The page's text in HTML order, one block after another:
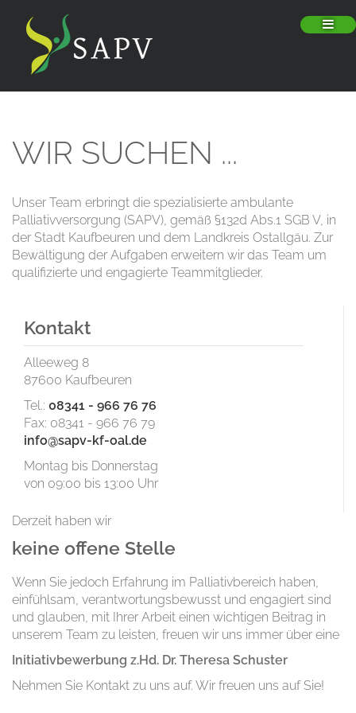
WIR SUCHEN ...
Unser Team erbringt die spezialisierte ambulante
Palliativversorgung (SAPV), gemäß §132d Abs.1 SGB V, in
der Stadt Kaufbeuren und dem Landkreis Ostallgäu. Zur
Bewältigung der Aufgaben erweitern wir das Team um
qualifizierte und engagierte Teammitglieder.
Kontakt
Alleeweg 8
87600 Kaufbeuren
Tel.: 08341 - 966 76 76
Fax: 08341 - 966 76 79
info@sapv-kf-oal.de
Montag bis Donnerstag
von 09:00 bis 13:00 Uhr
Derzeit haben wir
keine offene Stelle
Wenn Sie jedoch Erfahrung im Palliativbereich haben,
einfühlsam, verantwortungsbewusst und engagiert sind
und glauben, mit Ihrer Arbeit einen wichtigen Beitrag in
unserem Team zu leisten, freuen wir uns immer über eine
Initiativbewerbung z.Hd. Dr. Theresa Schuster
Nehmen Sie Kontakt zu uns auf. Wir freuen uns auf Sie!